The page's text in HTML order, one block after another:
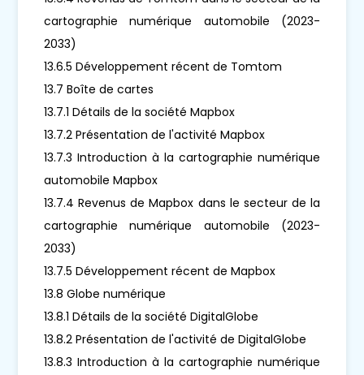
cartographie numérique automobile (2023-
2033)
13.6.5 Développement récent de Tomtom
13.7 Boîte de cartes
13.7.1 Détails de la société Mapbox
13.7.2 Présentation de l'activité Mapbox
13.7.3 Introduction à la cartographie numérique
automobile Mapbox
13.7.4 Revenus de Mapbox dans le secteur de la
cartographie numérique automobile (2023-
2033)
13.7.5 Développement récent de Mapbox
13.8 Globe numérique
13.8.1 Détails de la société DigitalGlobe
13.8.2 Présentation de l'activité de DigitalGlobe
13.8.3 Introduction à la cartographie numérique